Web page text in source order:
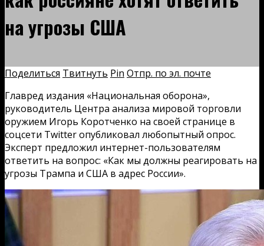
на угрозы США
Поделиться Твитнуть Pin Отпр. по эл. почте
Главред издания «Национальная оборона»,
руководитель Центра анализа мировой торговли
оружием Игорь Коротченко на своей странице в
соцсети Twitter опубликовал любопытный опрос.
Эксперт предложил интернет-пользователям
ответить на вопрос: «Как мы должны реагировать на
угрозы Трампа и США в адрес России».